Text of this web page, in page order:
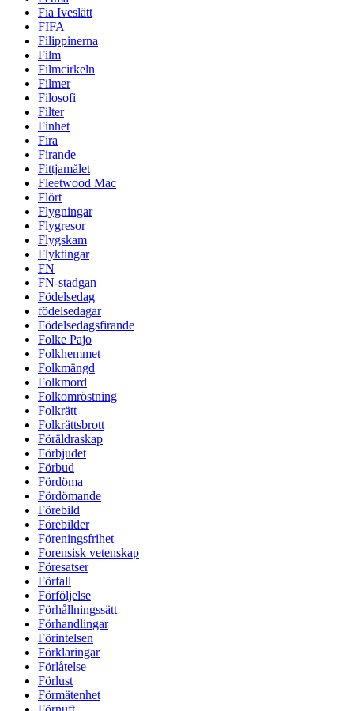
Fia Iveslätt
FIFA
Filippinerna
Film
Filmcirkeln
Filmer
Filosofi
Filter
Finhet
Fira
Firande
Fittjamålet
Fleetwood Mac
Flört
Flygningar
Flygresor
Flygskam
Flyktingar
FN
FN-stadgan
Födelsedag
födelsedagar
Födelsedagsfirande
Folke Pajo
Folkhemmet
Folkmängd
Folkmord
Folkomröstning
Folkrätt
Folkrättsbrott
Föräldraskap
Förbjudet
Förbud
Fördöma
Fördömande
Förebild
Förebilder
Föreningsfrihet
Forensisk vetenskap
Föresatser
Förfall
Förföljelse
Förhållningssätt
Förhandlingar
Förintelsen
Förklaringar
Förlåtelse
Förlust
Förmätenhet